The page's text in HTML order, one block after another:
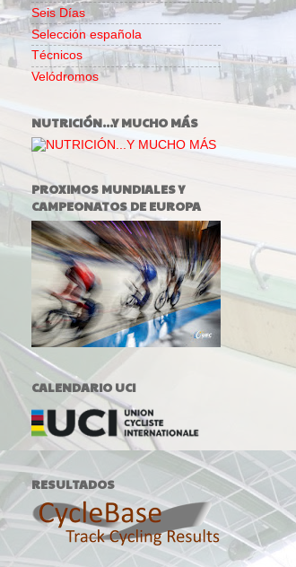
Seis Días
Selección española
Técnicos
Velódromos
NUTRICIÓN...Y MUCHO MÁS
PROXIMOS MUNDIALES Y
CAMPEONATOS DE EUROPA
CALENDARIO UCI
RESULTADOS